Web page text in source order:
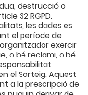
destrucció o
32 RGPD.
les dades es
el període de
exercir
o bé reclami, o bé
el Sorteig. Aquest
a la prescripció de